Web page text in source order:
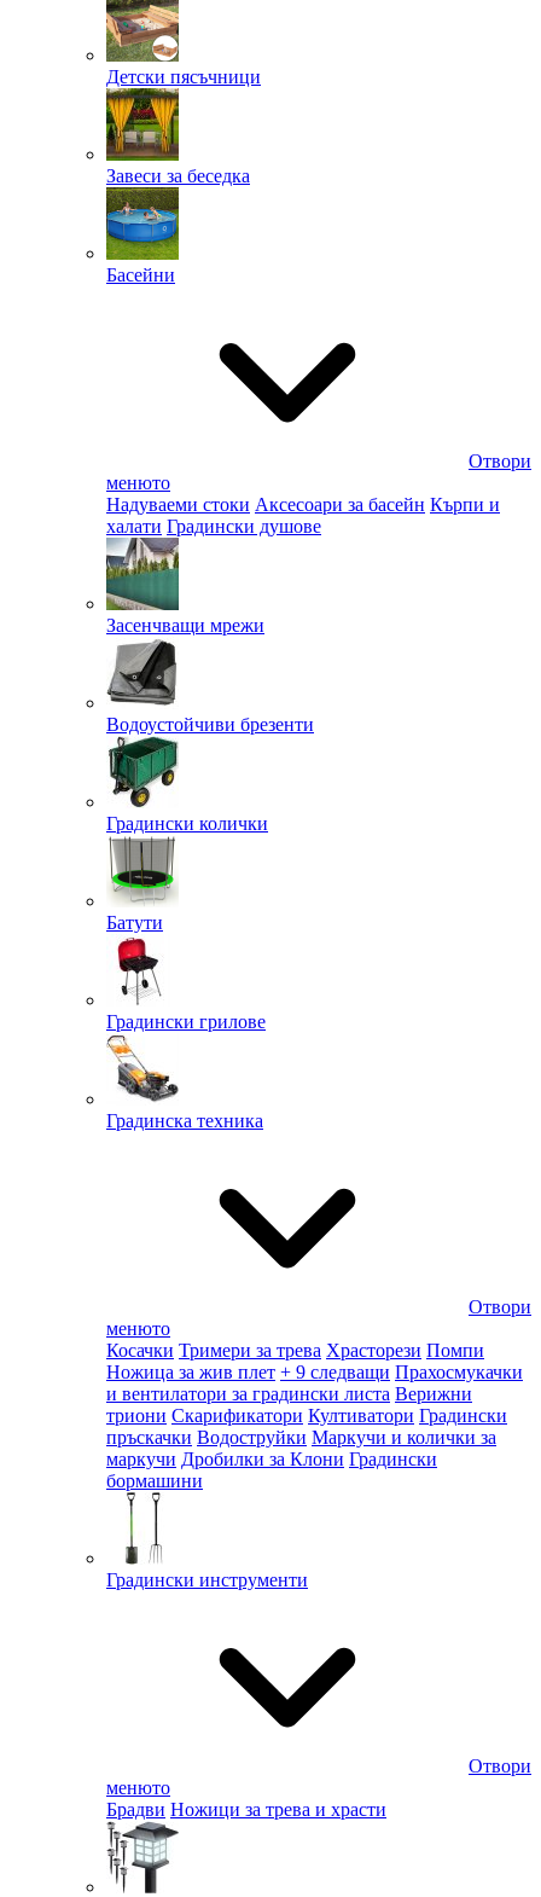
Детски пясъчници
Завеси за беседка
Басейни
Отвори
менюто
Надуваеми стоки Аксесоари за басейн Кърпи и
халати Градински душове
Засенчващи мрежи
Водоустойчиви брезенти
Градински колички
Батути
Градински грилове
Градинска техника
Отвори
менюто
Косачки Тримери за трева Храсторези Помпи
Ножица за жив плет + 9 следващи Прахосмукачки
и вентилатори за градински листа Верижни
триони Скарификатори Култиватори Градински
пръскачки Водоструйки Маркучи и колички за
маркучи Дробилки за Клони Градински
бормашини
Градински инструменти
Отвори
менюто
Брадви Ножици за трева и храсти